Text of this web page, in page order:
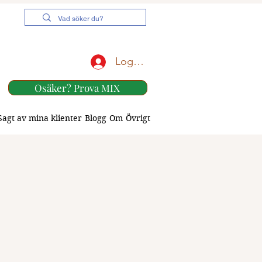
Logga in
Osäker? Prova MIX
av mina klienter Blogg Om Övrigt